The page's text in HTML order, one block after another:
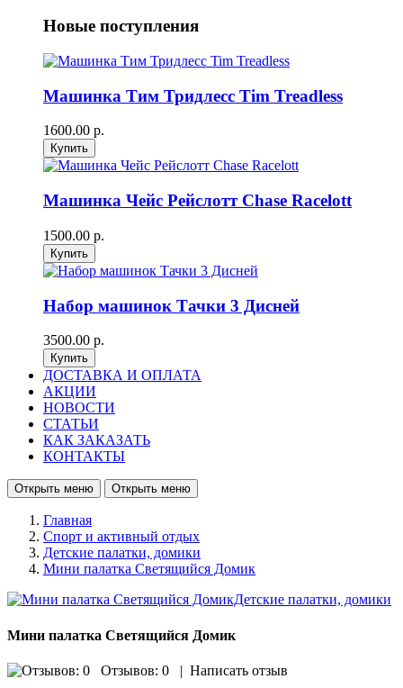
Новые поступления
Машинка Тим Тридлесс Tim Treadless
1600.00 р.
Машинка Чейс Рейслотт Chase Racelott
1500.00 р.
Набор машинок Тачки 3 Дисней
3500.00 р.
ДОСТАВКА И ОПЛАТА
АКЦИИ
НОВОСТИ
СТАТЬИ
КАК ЗАКАЗАТЬ
КОНТАКТЫ
Открыть меню Открыть меню
Главная
Спорт и активный отдых
Детские палатки, домики
Мини палатка Светящийся Домик
Мини палатка Светящийся Домик
Отзывов: 0 | Написать отзыв